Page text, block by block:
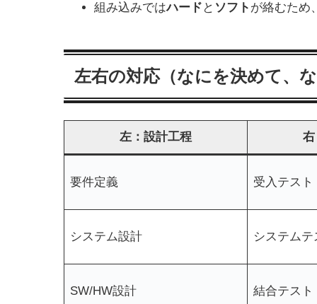
組み込みではハード と ソフト が絡むため、
左右の対応（なにを決めて、
左：設計工程
要件定義 受入テスト
システム設計 システムテ
SW/HW設計 結合テスト